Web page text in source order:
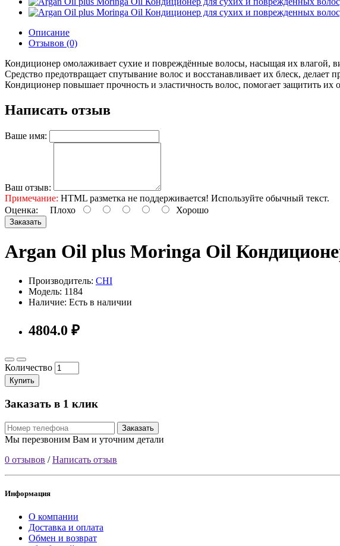
Описание
Отзывов (0)
Кондиционер омолаживает сухие и повреждённые волосы, насыщая их влагой,
Средство предотвращает спутывание волос и восстанавливает их блеск, делает
Кондиционер повышает прочность и эластичность волос, помогает защитить
Написать отзыв
Ваше имя:
Ваш отзыв:
Примечание: HTML разметка не поддерживается! Используйте обычный текст.
Оценка: Плохо Хорошо
Заказать
Argan Oil plus Moringa Oil
Производитель: CHI
Модель: 1184
Наличие: Есть в наличии
4804.0 ₽
Количество
Купить
Заказать в 1 клик
Заказать
Мы перезвоним Вам и уточним детали
0 отзывов /Написать отзыв
Информация
О компании
Доставка и оплата
Обмен и возврат